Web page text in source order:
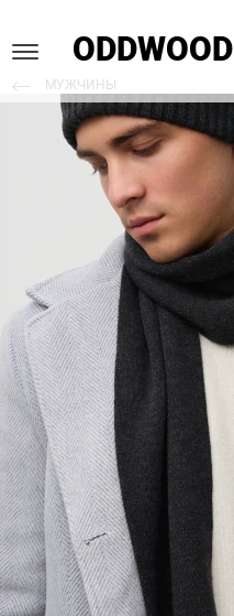
ODDWOOD
МУЖЧИНЫ